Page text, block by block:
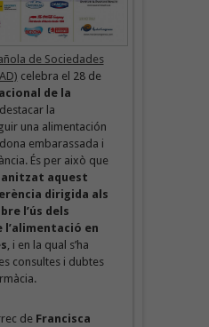
de Sociedades
celebra el 28 de
de la
la
una alimentación
embarassada i
És per això que
aquest
dirigida als
l’ús dels
l’alimentació en
, i en la qual s’ha
consultes i dubtes
deFrancisca